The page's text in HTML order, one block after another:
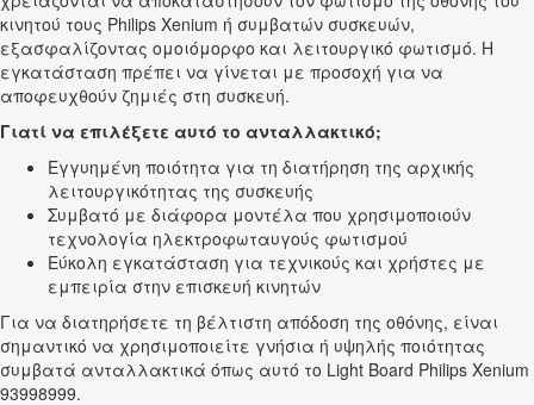
κινητού τους Philips Xenium ή συμβατών συσκευών,
εξασφαλίζοντας ομοιόμορφο και λειτουργικό φωτισμό. Η
εγκατάσταση πρέπει να γίνεται με προσοχή για να
αποφευχθούν ζημιές στη συσκευή.
Γιατί να επιλέξετε αυτό το ανταλλακτικό;
Εγγυημένη ποιότητα για τη διατήρηση της αρχικής
λειτουργικότητας της συσκευής
Συμβατό με διάφορα μοντέλα που χρησιμοποιούν
τεχνολογία ηλεκτροφωταυγούς φωτισμού
Εύκολη εγκατάσταση για τεχνικούς και χρήστες με
εμπειρία στην επισκευή κινητών
Για να διατηρήσετε τη βέλτιστη απόδοση της οθόνης, είναι
σημαντικό να χρησιμοποιείτε γνήσια ή υψηλής ποιότητας
συμβατά ανταλλακτικά όπως αυτό το Light Board Philips Xenium
93998999.